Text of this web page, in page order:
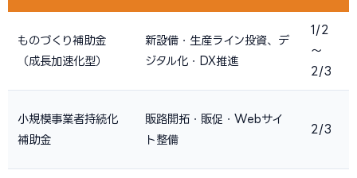
ものづくり補助金
（成長加速化型）
新設備・生産ライン投資、デ
ジタル化・DX推進
1/2
〜
2/3
小規模事業者持続化
補助金
販路開拓・販促・Webサイ
ト整備
2/3